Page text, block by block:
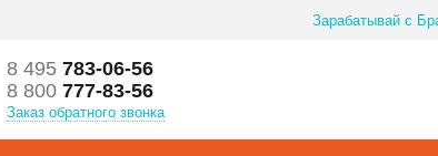
Зарабатывай с
8 495783-06-56
8 800777-83-56
Заказ обратного звонка